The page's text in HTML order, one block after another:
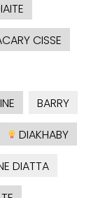
CISSE
BARRY
DIAKHABY
DIATTA